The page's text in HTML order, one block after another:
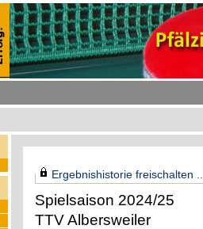
Ergebnishistorie freischalten
Spielsaison 2024/25
TTV Albersweiler